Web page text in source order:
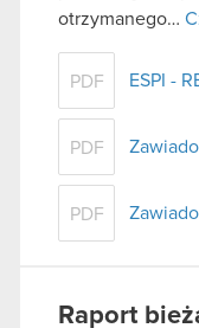
otrzymanego…
PDF ESPI -
PDF
PDF
Raport